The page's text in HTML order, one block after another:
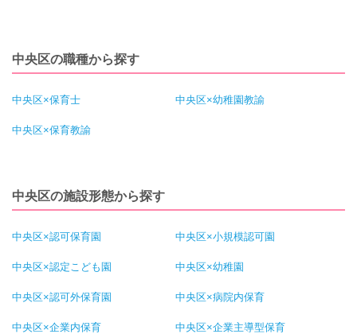
中央区の職種から探す
中央区×保育士 中央区×幼稚園教諭
中央区×保育教諭
中央区の施設形態から探す
中央区×認可保育園 中央区×小規模認可園
中央区×認定こども園 中央区×幼稚園
中央区×認可外保育園 中央区×病院内保育
中央区×企業内保育 中央区×企業主導型保育